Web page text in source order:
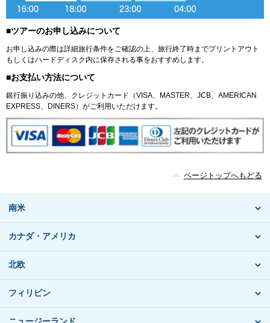
■ツアーのお申し込みについて
お申し込みの際は詳細旅行条件をご確認の上、旅行終了時までプリントアウト
もしくはハードディスク内に保存される事をおすすめします。
■お支払い方法について
銀行振り込みの他、クレジットカード（VISA、MASTER、JCB、AMERICAN
EXPRESS、DINERS）がご利用いただけます。
ページトップへもどる
南米
カナダ・アメリカ
北欧
フィリピン